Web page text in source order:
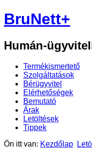
BruNett+
Humán-
Termékismertető
Szolgáltatások
Bérügyvitel
Elérhetőségek
Bemutató
Árak
Letöltések
Tippek
Ön itt van: Kezdőlap